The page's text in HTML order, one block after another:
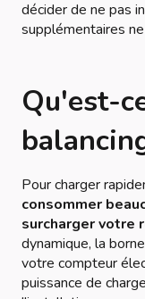
décider de ne pas
supplémentaires
Qu'est-
Pour charger
consommer
surcharger votre
dynamique, la
votre compteur
puissance de